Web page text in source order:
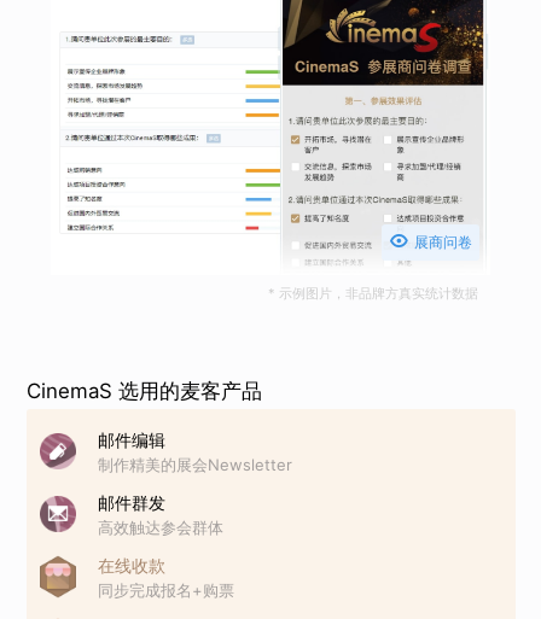
 展商问卷
* 示例图片，非品牌方真实统计数据
CinemaS 选用的麦客产品
邮件编辑
制作精美的展会Newsletter
邮件群发
高效触达参会群体
在线收款
同步完成报名+购票